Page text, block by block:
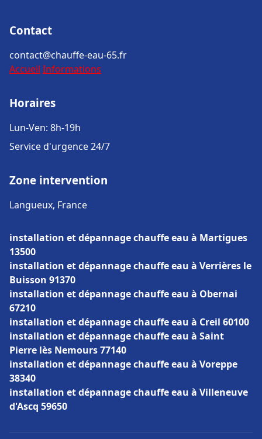
Contact
contact@chauffe-eau-65.fr
Accueil Informations
Horaires
Lun-Ven: 8h-19h
Service d'urgence 24/7
Zone intervention
Langueux, France
installation et dépannage chauffe eau à Martigues
13500
installation et dépannage chauffe eau à Verrières le
Buisson 91370
installation et dépannage chauffe eau à Obernai
67210
installation et dépannage chauffe eau à Creil 60100
installation et dépannage chauffe eau à Saint
Pierre lès Nemours 77140
installation et dépannage chauffe eau à Voreppe
38340
installation et dépannage chauffe eau à Villeneuve
d'Ascq 59650